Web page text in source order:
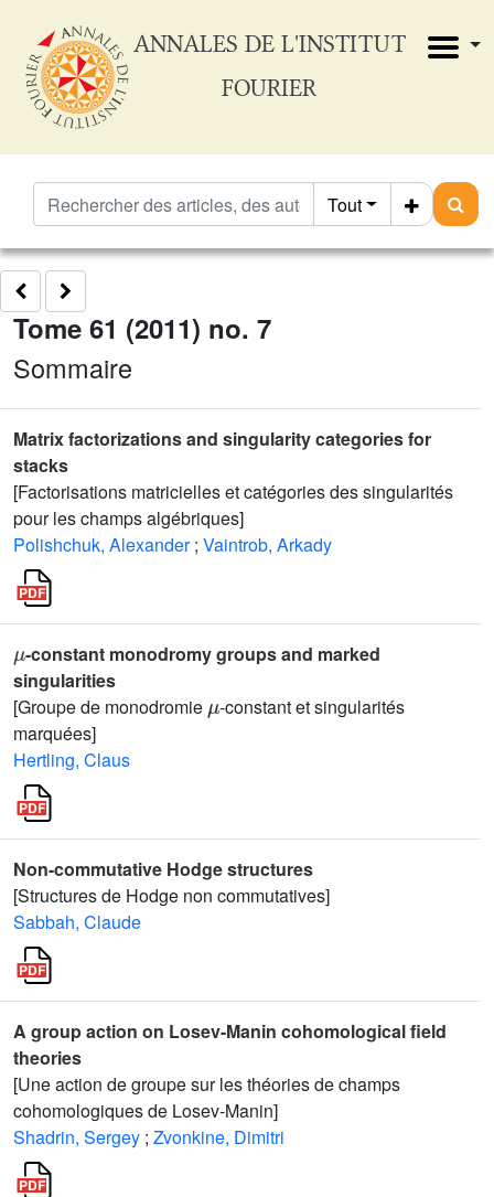
ANNALES DE L'INSTITUT
FOURIER
Tout
Tome 61 (2011) no. 7
Sommaire
Matrix factorizations and singularity categories for
stacks
[Factorisations matricielles et catégories des singularités
pour les champs algébriques]
Polishchuk, Alexander ; Vaintrob, Arkady
-constant monodromy groups and marked
singularities
[Groupe de monodromie
-constant et singularités
marquées]
Hertling, Claus
Non-commutative Hodge structures
[Structures de Hodge non commutatives]
Sabbah, Claude
A group action on Losev-Manin cohomological field
theories
[Une action de groupe sur les théories de champs
cohomologiques de Losev-Manin]
Shadrin, Sergey ; Zvonkine, Dimitri